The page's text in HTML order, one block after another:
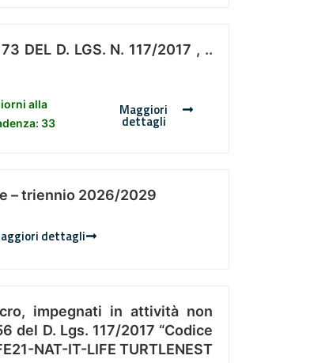
DEL D. LGS. N. 117/2017 , ..
alla
33
Maggiori
dettagli
– triennio 2026/2029
dettagli
impegnati in attività non
del D. Lgs. 117/2017 “Codice
NAT-IT-LIFE TURTLENEST